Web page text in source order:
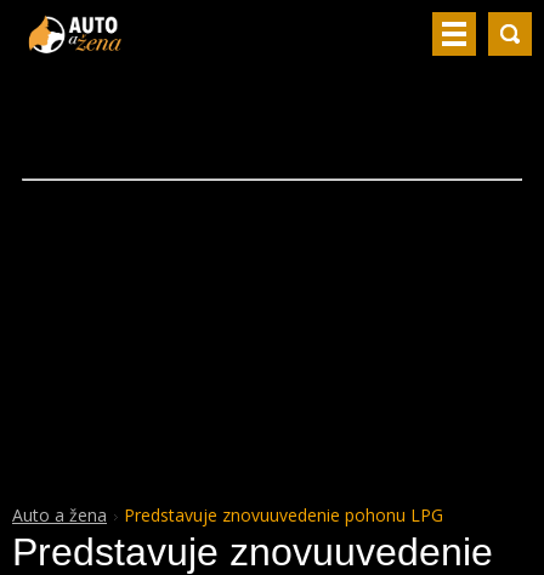
Auto a žena Predstavuje znovuuvedenie pohonu LPG
Predstavuje znovuuvedenie